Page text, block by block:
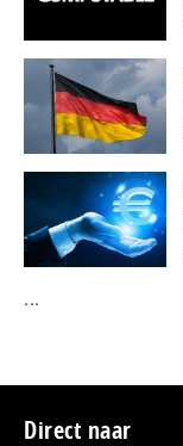
...
Footer
Direct naar